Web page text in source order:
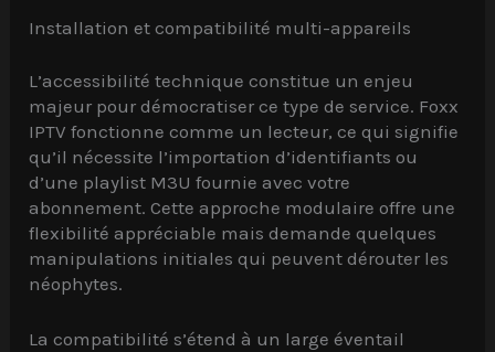
Installation et compatibilité multi-appareils
L’accessibilité technique constitue un enjeu
majeur pour démocratiser ce type de service. Foxx
IPTV fonctionne comme un lecteur, ce qui signifie
qu’il nécessite l’importation d’identifiants ou
d’une playlist M3U fournie avec votre
abonnement. Cette approche modulaire offre une
flexibilité appréciable mais demande quelques
manipulations initiales qui peuvent dérouter les
néophytes.
La compatibilité s’étend à un large éventail